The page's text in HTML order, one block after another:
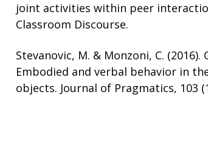
joint activities within peer
Classroom Discourse.
Stevanovic, M. & Monzoni, C.
Embodied and verbal behavior in
objects. Journal of Pragmatics, 103